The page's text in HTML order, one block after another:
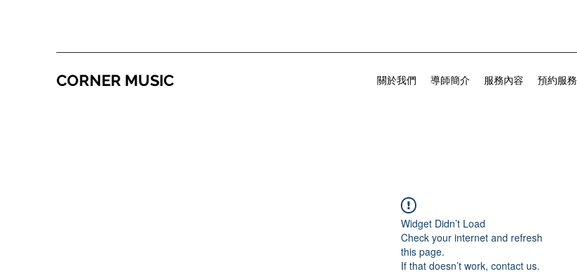
CORNER MUSIC 關於我們 導師簡介 服務內容 預約服務
Widget Didn’t Load
Check your internet and refresh
this page.
If that doesn’t work, contact us.